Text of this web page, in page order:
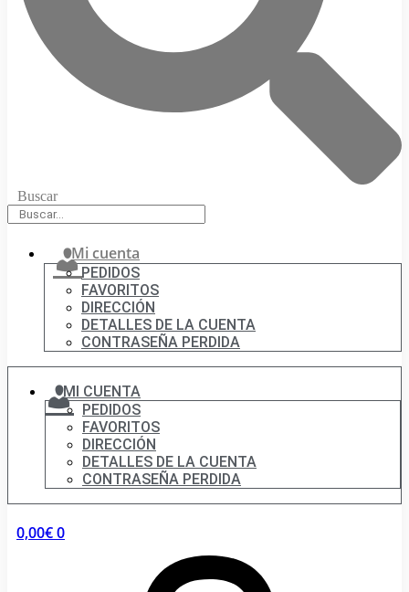
Buscar
Mi cuenta
PEDIDOS
FAVORITOS
DIRECCIÓN
DETALLES DE LA CUENTA
CONTRASEÑA PERDIDA
MI CUENTA
PEDIDOS
FAVORITOS
DIRECCIÓN
DETALLES DE LA CUENTA
CONTRASEÑA PERDIDA
0,00€0